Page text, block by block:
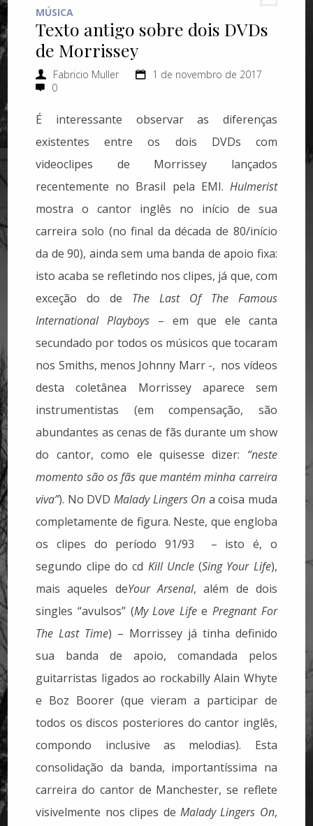
MÚSICA
Texto antigo sobre dois DVDs
de Morrissey
Fabricio Muller
1 de novembro de 2017
0
É interessante observar as diferenças
existentes entre os dois DVDs com
videoclipes de Morrissey lançados
recentemente no Brasil pela EMI. Hulmerist
mostra o cantor inglês no início de sua
carreira solo (no final da década de 80/início
da de 90), ainda sem uma banda de apoio fixa:
isto acaba se refletindo nos clipes, já que, com
exceção do de The Last Of The Famous
International Playboys – em que ele canta
secundado por todos os músicos que tocaram
nos Smiths, menos Johnny Marr -, nos vídeos
desta coletânea Morrissey aparece sem
instrumentistas (em compensação, são
abundantes as cenas de fãs durante um show
do cantor, como ele quisesse dizer: “neste
momento são os fãs que mantém minha carreira
viva”). No DVD Malady Lingers On a coisa muda
completamente de figura. Neste, que engloba
os clipes do período 91/93 – isto é, o
segundo clipe do cd Kill Uncle(Sing Your Life),
mais aqueles deYour Arsenal, além de dois
singles “avulsos” (My Love LifeePregnant For
The Last Time) – Morrissey já tinha definido
sua banda de apoio, comandada pelos
guitarristas ligados ao rockabilly Alain Whyte
e Boz Boorer (que vieram a participar de
todos os discos posteriores do cantor inglês,
compondo inclusive as melodias). Esta
consolidação da banda, importantíssima na
carreira do cantor de Manchester, se reflete
visivelmente nos clipes de Malady Lingers On,